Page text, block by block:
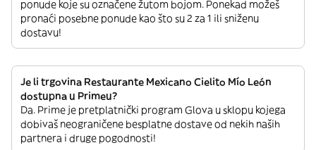
ponude koje su označene žutom bojom. Ponekad možeš
pronaći posebne ponude kao što su 2 za 1 ili sniženu
dostavu!
Je li trgovina Restaurante Mexicano Cielito Mío León
dostupna u Primeu?
Da. Prime je pretplatnički program Glova u sklopu kojega
dobivaš neograničene besplatne dostave od nekih naših
partnera i druge pogodnosti!